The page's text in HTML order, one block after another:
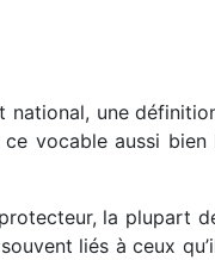
national, une
ce vocable aussi
la plupart
liés à ceux